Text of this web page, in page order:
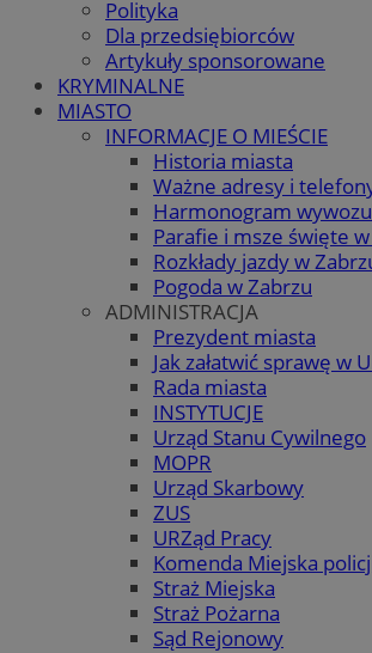
Polityka
Dla przedsiębiorców
Artykuły sponsorowane
KRYMINALNE
MIASTO
INFORMACJE O MIEŚCIE
Historia miasta
Ważne adresy i
Harmonogram
Parafie i msze święte
Rozkłady jazdy w
Pogoda w Zabrzu
ADMINISTRACJA
Prezydent miasta
Jak załatwić sprawę w
Rada miasta
INSTYTUCJE
Urząd Stanu Cywilnego
MOPR
Urząd Skarbowy
ZUS
URZąd Pracy
Komenda Miejska
Straż Miejska
Straż Pożarna
Sąd Rejonowy